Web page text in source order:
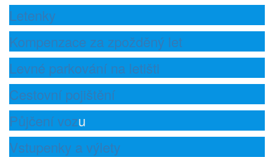
Letenky
Kompenzace za zpožděný let
Levné parkování na letišti
Cestovní pojištění
Půjčení vozu
Vstupenky a výlety